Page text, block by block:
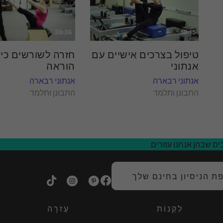
58:15
טיפול בצרכים אישיים עם
אנתוני
אנתוני רבארה
התבונן ותלמד
39:36
חזרה לשורשים
הוראה
אנתוני רבארה
התבונן ותלמד
שבהן אנחנו עוזרים.
הניסיון בחינם שלך
לִקְנוֹת עֶזרָה